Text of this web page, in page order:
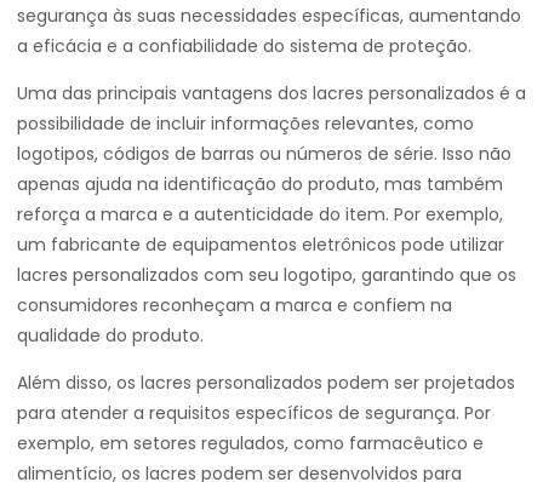
segurança às suas necessidades específicas, aumentando
a eficácia e a confiabilidade do sistema de proteção.
Uma das principais vantagens dos lacres personalizados é a
possibilidade de incluir informações relevantes, como
logotipos, códigos de barras ou números de série. Isso não
apenas ajuda na identificação do produto, mas também
reforça a marca e a autenticidade do item. Por exemplo,
um fabricante de equipamentos eletrônicos pode utilizar
lacres personalizados com seu logotipo, garantindo que os
consumidores reconheçam a marca e confiem na
qualidade do produto.
Além disso, os lacres personalizados podem ser projetados
para atender a requisitos específicos de segurança. Por
exemplo, em setores regulados, como farmacêutico e
alimentício, os lacres podem ser desenvolvidos para